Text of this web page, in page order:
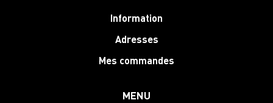
Information
Adresses
Mes commandes
MENU